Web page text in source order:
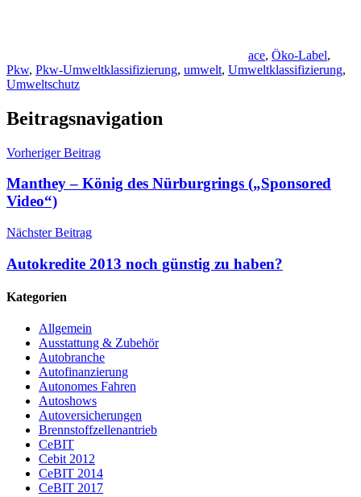
ace, Öko-Label,
Pkw, Pkw-Umweltklassifizierung, umwelt, Umweltklassifizierung,
Umweltschutz
Beitragsnavigation
Vorheriger Beitrag
Manthey – König des Nürburgrings („Sponsored
Video“)
Nächster Beitrag
Autokredite 2013 noch günstig zu haben?
Kategorien
Allgemein
Ausstattung & Zubehör
Autobranche
Autofinanzierung
Autonomes Fahren
Autoshows
Autoversicherungen
Brennstoffzellenantrieb
CeBIT
Cebit 2012
CeBIT 2014
CeBIT 2017